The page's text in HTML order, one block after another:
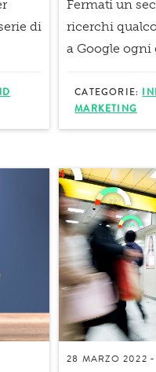
di
Fermati un
ricerchi
a Google ogni
CATEGORIE:
MARKETING
28 MARZO 2022 -